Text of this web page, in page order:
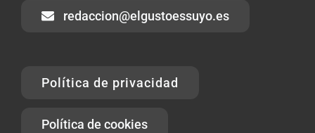
redaccion@elgustoessuyo.es
Política de privacidad
Política de cookies